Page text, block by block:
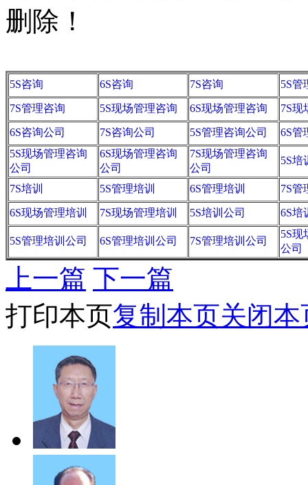
删除！
5S咨询 6S咨询 7S咨询 5S管
7S管理咨询 5S现场管理咨询 6S现场管理咨询 7S现
6S咨询公司 7S咨询公司 5S管理咨询公司
6S管
5S现场管理咨询
公司
6S现场管理咨询
公司
7S现场管理咨询
公司
5S培
7S培训 5S管理培训 6S管理培训 7S管
6S现场管理培训 7S现场管理培训 5S培训公司 6S培
5S管理培训公司 6S管理培训公司 7S管理培训公司
5S现
公司
上一篇 下一篇
打印本页复制本页关闭本